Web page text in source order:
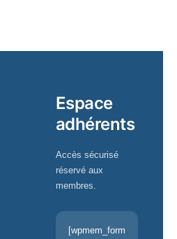
Espace
adhérents
Accès sécurisé
réservé aux
membres.
[wpmem_form